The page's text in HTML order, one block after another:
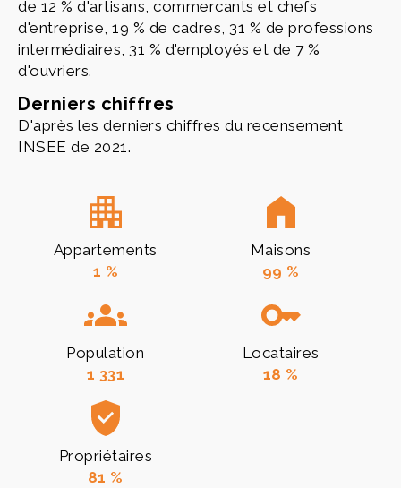
de 12 % d'artisans, commercants et chefs
d'entreprise, 19 % de cadres, 31 % de professions
intermédiaires, 31 % d'employés et de 7 %
d'ouvriers.
Derniers chiffres
D'après les derniers chiffres du recensement
INSEE de 2021.
Appartements
1 %
Maisons
99 %
Population
1 331
Locataires
18 %
Propriétaires
81 %